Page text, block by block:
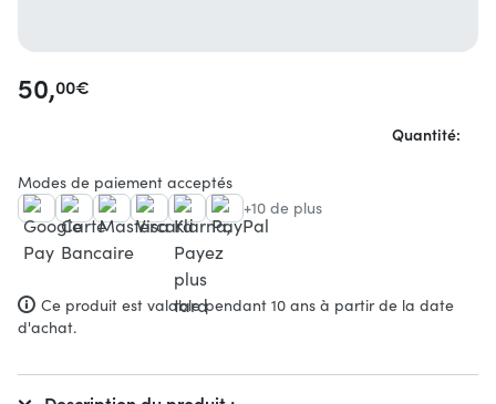
50,00€
Quantité:
Modes de paiement acceptés
+10 de plus
Ce produit est valable pendant 10 ans à partir de la date
d'achat.